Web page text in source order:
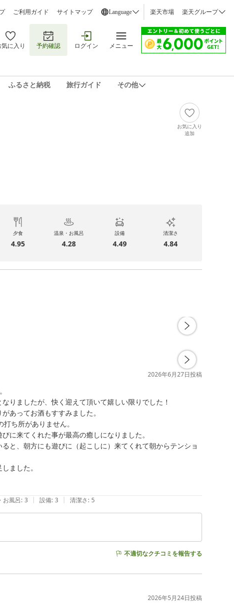
ご利用ガイド サイトマップ Language 楽天市場 楽天グループ
気に入り 予約確認 ログイン メニュー
ふるさと納税 旅行ガイド その他
お気に入り
追加
夕食
4.95
温泉・お風呂
4.28
設備
4.49
清潔さ
4.84
2026年6月27日投稿
りましたが、快く迎えて頂いて嬉しい限りでした！
あってお酒もすすみました。
ち所がありません。
に来てくれた事が最高の癒しになりました。
と、朝方にも遊びに（起こしに）来てくれて朝からテンショ
ました。
お風呂: 3 | 設備: 3 | 清潔さ: 5
不適切なクチコミを報告する
2026年5月24日投稿